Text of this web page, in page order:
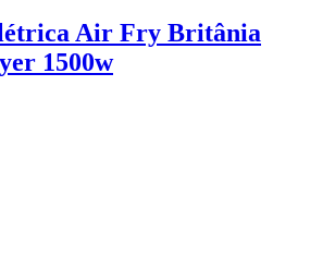
Air Fry Britânia
1500w